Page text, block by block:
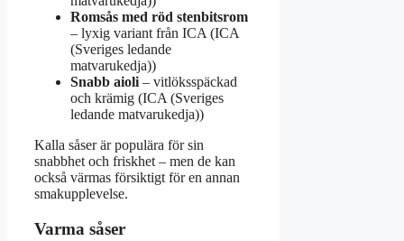
Romsås med röd stenbitsrom
– lyxig variant från ICA (ICA
(Sveriges ledande
matvarukedja))
Snabb aioli– vitlöksspäckad
och krämig (ICA (Sveriges
ledande matvarukedja))
Kalla såser är populära för sin
snabbhet och friskhet – men de kan
också värmas försiktigt för en annan
smakupplevelse.
Varma såser